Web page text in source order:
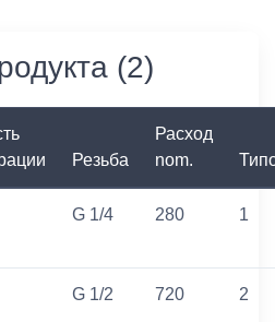
(2)
Резьба
Расход
nom.
G 1/4 280 1
G 1/2 720 2